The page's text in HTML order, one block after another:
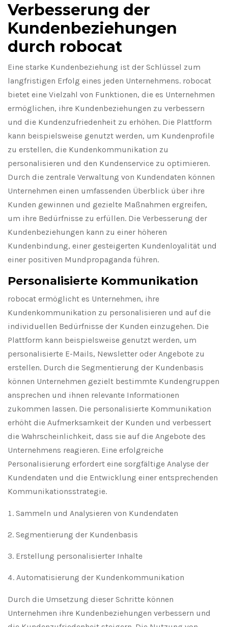
Verbesserung der
Kundenbeziehungen
durch robocat
Eine starke Kundenbeziehung ist der Schlüssel zum
langfristigen Erfolg eines jeden Unternehmens. robocat
bietet eine Vielzahl von Funktionen, die es Unternehmen
ermöglichen, ihre Kundenbeziehungen zu verbessern
und die Kundenzufriedenheit zu erhöhen. Die Plattform
kann beispielsweise genutzt werden, um Kundenprofile
zu erstellen, die Kundenkommunikation zu
personalisieren und den Kundenservice zu optimieren.
Durch die zentrale Verwaltung von Kundendaten können
Unternehmen einen umfassenden Überblick über ihre
Kunden gewinnen und gezielte Maßnahmen ergreifen,
um ihre Bedürfnisse zu erfüllen. Die Verbesserung der
Kundenbeziehungen kann zu einer höheren
Kundenbindung, einer gesteigerten Kundenloyalität und
einer positiven Mundpropaganda führen.
Personalisierte Kommunikation
robocat ermöglicht es Unternehmen, ihre
Kundenkommunikation zu personalisieren und auf die
individuellen Bedürfnisse der Kunden einzugehen. Die
Plattform kann beispielsweise genutzt werden, um
personalisierte E-Mails, Newsletter oder Angebote zu
erstellen. Durch die Segmentierung der Kundenbasis
können Unternehmen gezielt bestimmte Kundengruppen
ansprechen und ihnen relevante Informationen
zukommen lassen. Die personalisierte Kommunikation
erhöht die Aufmerksamkeit der Kunden und verbessert
die Wahrscheinlichkeit, dass sie auf die Angebote des
Unternehmens reagieren. Eine erfolgreiche
Personalisierung erfordert eine sorgfältige Analyse der
Kundendaten und die Entwicklung einer entsprechenden
Kommunikationsstrategie.
Sammeln und Analysieren von Kundendaten
Segmentierung der Kundenbasis
Erstellung personalisierter Inhalte
Automatisierung der Kundenkommunikation
Durch die Umsetzung dieser Schritte können
Unternehmen ihre Kundenbeziehungen verbessern und